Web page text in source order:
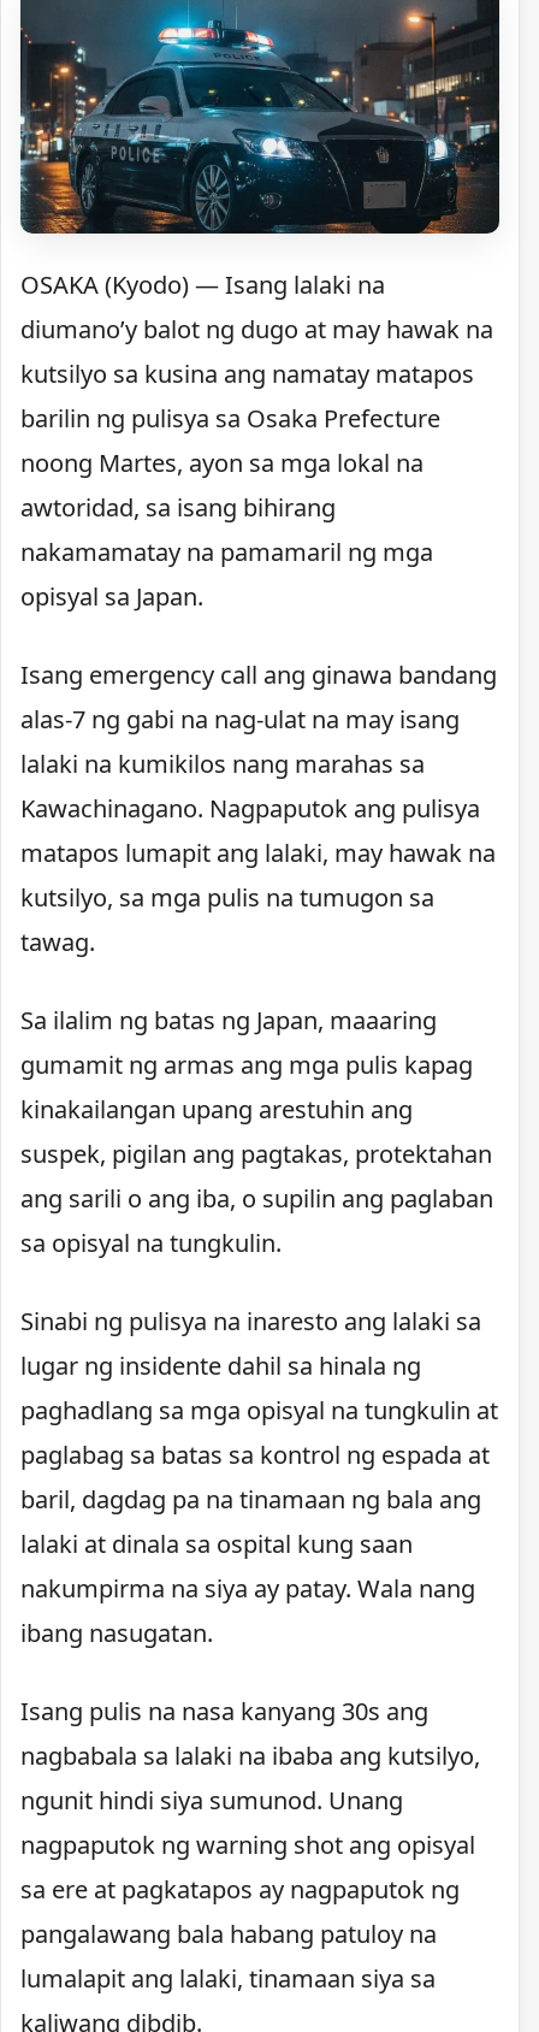
OSAKA (Kyodo) — Isang lalaki na
diumano’y balot ng dugo at may hawak na
kutsilyo sa kusina ang namatay matapos
barilin ng pulisya sa Osaka Prefecture
noong Martes, ayon sa mga lokal na
awtoridad, sa isang bihirang
nakamamatay na pamamaril ng mga
opisyal sa Japan.
Isang emergency call ang ginawa bandang
alas-7 ng gabi na nag-ulat na may isang
lalaki na kumikilos nang marahas sa
Kawachinagano. Nagpaputok ang pulisya
matapos lumapit ang lalaki, may hawak na
kutsilyo, sa mga pulis na tumugon sa
tawag.
Sa ilalim ng batas ng Japan, maaaring
gumamit ng armas ang mga pulis kapag
kinakailangan upang arestuhin ang
suspek, pigilan ang pagtakas, protektahan
ang sarili o ang iba, o supilin ang paglaban
sa opisyal na tungkulin.
Sinabi ng pulisya na inaresto ang lalaki sa
lugar ng insidente dahil sa hinala ng
paghadlang sa mga opisyal na tungkulin at
paglabag sa batas sa kontrol ng espada at
baril, dagdag pa na tinamaan ng bala ang
lalaki at dinala sa ospital kung saan
nakumpirma na siya ay patay. Wala nang
ibang nasugatan.
Isang pulis na nasa kanyang 30s ang
nagbabala sa lalaki na ibaba ang kutsilyo,
ngunit hindi siya sumunod. Unang
nagpaputok ng warning shot ang opisyal
sa ere at pagkatapos ay nagpaputok ng
pangalawang bala habang patuloy na
lumalapit ang lalaki, tinamaan siya sa
kaliwang dibdib.